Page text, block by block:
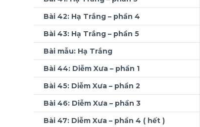
Bài 42: Hạ Trắng – phần 4
Bài 43: Hạ Trắng – phần 5
Bài mẫu: Hạ Trắng
Bài 44: Diễm Xưa – phần 1
Bài 45: Diễm Xưa – phần 2
Bài 46: Diễm Xưa – phần 3
Bài 47: Diễm Xưa – phần 4 ( hết )